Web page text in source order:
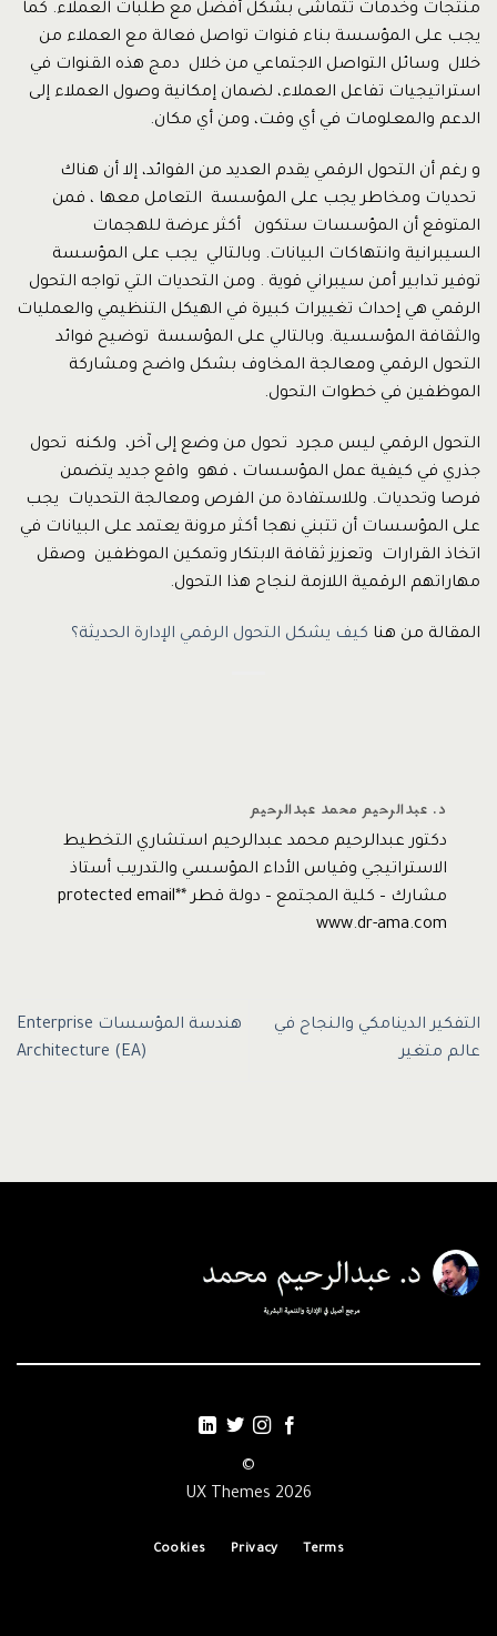
منتجات وخدمات تتماشى بشكل أفضل مع طلبات العملاء. كما
يجب على المؤسسة بناء قنوات تواصل فعالة مع العملاء من
خلال وسائل التواصل الاجتماعي من خلال دمج هذه القنوات في
استراتيجيات تفاعل العملاء، لضمان إمكانية وصول العملاء إلى
الدعم والمعلومات في أي وقت، ومن أي مكان.
و رغم أن التحول الرقمي يقدم العديد من الفوائد، إلا أن هناك
تحديات ومخاطر يجب على المؤسسة التعامل معها ، فمن
المتوقع أن المؤسسات ستكون أكثر عرضة للهجمات
السيبرانية وانتهاكات البيانات. وبالتالي يجب على المؤسسة
توفير تدابير أمن سيبراني قوية . ومن التحديات التي تواجه التحول
الرقمي هي إحداث تغييرات كبيرة في الهيكل التنظيمي والعمليات
والثقافة المؤسسية. وبالتالي على المؤسسة توضيح فوائد
التحول الرقمي ومعالجة المخاوف بشكل واضح ومشاركة
الموظفين في خطوات التحول.
التحول الرقمي ليس مجرد تحول من وضع إلى آخر، ولكنه تحول
جذري في كيفية عمل المؤسسات ، فهو واقع جديد يتضمن
فرصا وتحديات. وللاستفادة من الفرص ومعالجة التحديات يجب
على المؤسسات أن تتبني نهجا أكثر مرونة يعتمد على البيانات في
اتخاذ القرارات وتعزيز ثقافة الابتكار وتمكين الموظفين وصقل
مهاراتهم الرقمية اللازمة لنجاح هذا التحول.
المقالة من هنا كيف يشكل التحول الرقمي الإدارة الحديثة؟
د. عبدالرحيم محمد عبدالرحيم
دكتور عبدالرحيم محمد عبدالرحيم استشاري التخطيط
الاستراتيجي وقياس الأداء المؤسسي والتدريب أستاذ
مشارك – كلية المجتمع – دولة قطر *protected email*
www.dr-ama.com
التفكير الدينامكي والنجاح في
عالم متغير
هندسة المؤسسات Enterprise
Architecture (EA)
©
2026 UX Themes
Terms
Privacy
Cookies